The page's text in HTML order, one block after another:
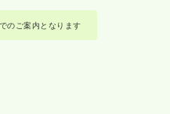
のご案内となります